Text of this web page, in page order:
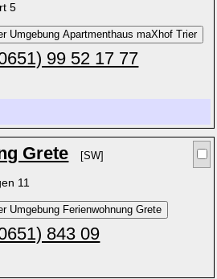
5
99 52 17 77
Grete [SW]
11
843 09